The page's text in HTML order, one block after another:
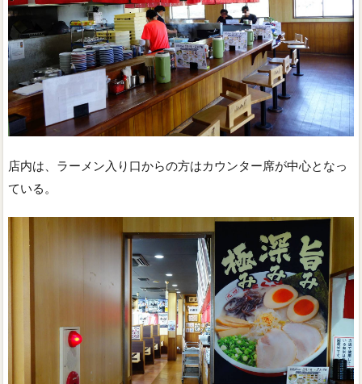
店内は、ラーメン入り口からの方はカウンター席が中心となっ
ている。